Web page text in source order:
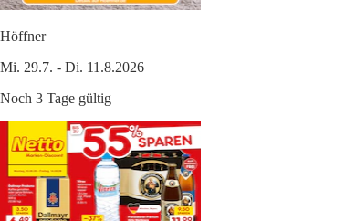
Höffner
Mi. 29.7. - Di. 11.8.2026
Noch 3 Tage gültig